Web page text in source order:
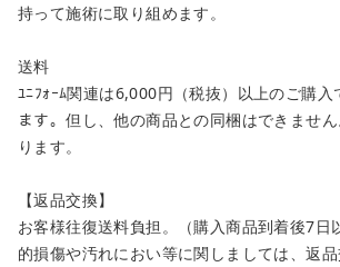
持って施術に取り組めます。
送料
ﾕﾆﾌｫｰﾑ関連は6,000円（税抜）以上のご購入
ます。但し、他の商品との同梱はできませ
ります。
【返品交換】
お客様往復送料負担。（購入商品到着後7日
的損傷や汚れにおい等に関しましては、返